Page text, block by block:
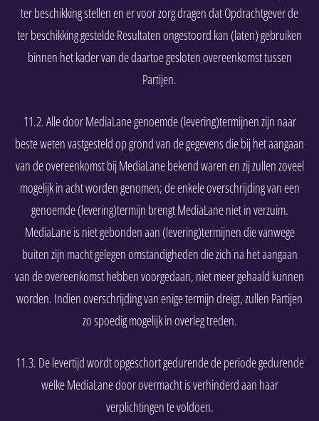
ter beschikking stellen en er voor zorg dragen dat Opdrachtgever de
ter beschikking gestelde Resultaten ongestoord kan (laten) gebruiken
binnen het kader van de daartoe gesloten overeenkomst tussen
Partijen.
11.2. Alle door MediaLane genoemde (levering)termijnen zijn naar
beste weten vastgesteld op grond van de gegevens die bij het aangaan
van de overeenkomst bij MediaLane bekend waren en zij zullen zoveel
mogelijk in acht worden genomen; de enkele overschrijding van een
genoemde (levering)termijn brengt MediaLane niet in verzuim.
MediaLane is niet gebonden aan (levering)termijnen die vanwege
buiten zijn macht gelegen omstandigheden die zich na het aangaan
van de overeenkomst hebben voorgedaan, niet meer gehaald kunnen
worden. Indien overschrijding van enige termijn dreigt, zullen Partijen
zo spoedig mogelijk in overleg treden.
11.3. De levertijd wordt opgeschort gedurende de periode gedurende
welke MediaLane door overmacht is verhinderd aan haar
verplichtingen te voldoen.